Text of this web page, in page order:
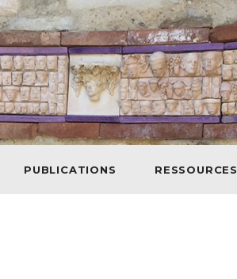
PUBLICATIONS RESSOURCES